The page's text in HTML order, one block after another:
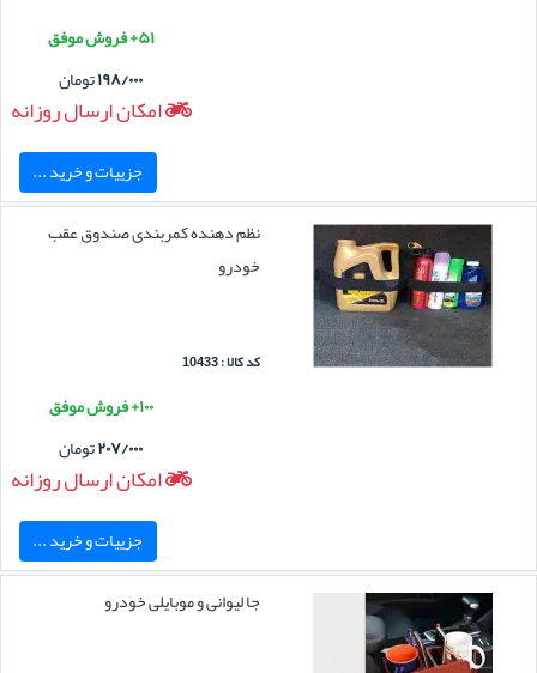
۵۱+ فروش موفق
۱۹۸/۰۰۰تومان
امکان ارسال روزانه
جزییات و خرید ...
نظم دهنده کمربندی صندوق عقب
خودرو
کد کالا : 10433
۱۰۰+ فروش موفق
۲۰۷/۰۰۰تومان
امکان ارسال روزانه
جزییات و خرید ...
جا لیوانی و موبایلی خودرو